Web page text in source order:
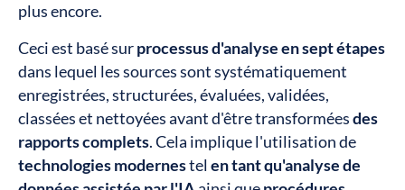
plus encore.
Ceci est basé surprocessus d'analyse en sept étapes
dans lequel les sources sont systématiquement
enregistrées, structurées, évaluées, validées,
classées et nettoyées avant d'être transforméesdes
rapports complets. Cela implique l'utilisation de
technologies modernestel en tant qu'analyse de